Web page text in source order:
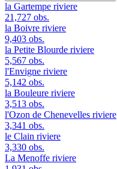
la Gartempe riviere
21,727 obs.
la Boivre riviere
9,403 obs.
la Petite Blourde riviere
5,567 obs.
l'Envigne riviere
5,142 obs.
la Bouleure riviere
3,513 obs.
l'Ozon de Chenevelles riviere
3,341 obs.
le Clain riviere
3,330 obs.
La Menoffe riviere